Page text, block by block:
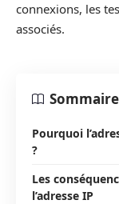
connexions, les
associés.
Sommaire
Pourquoi
?
Les
l’adresse IP